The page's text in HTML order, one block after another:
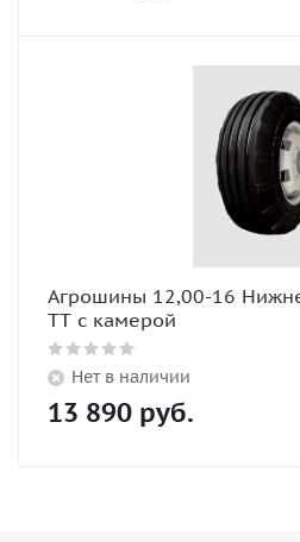
Агрошины 12,00-16
TT с камерой
Нет в наличии
13 890 руб.